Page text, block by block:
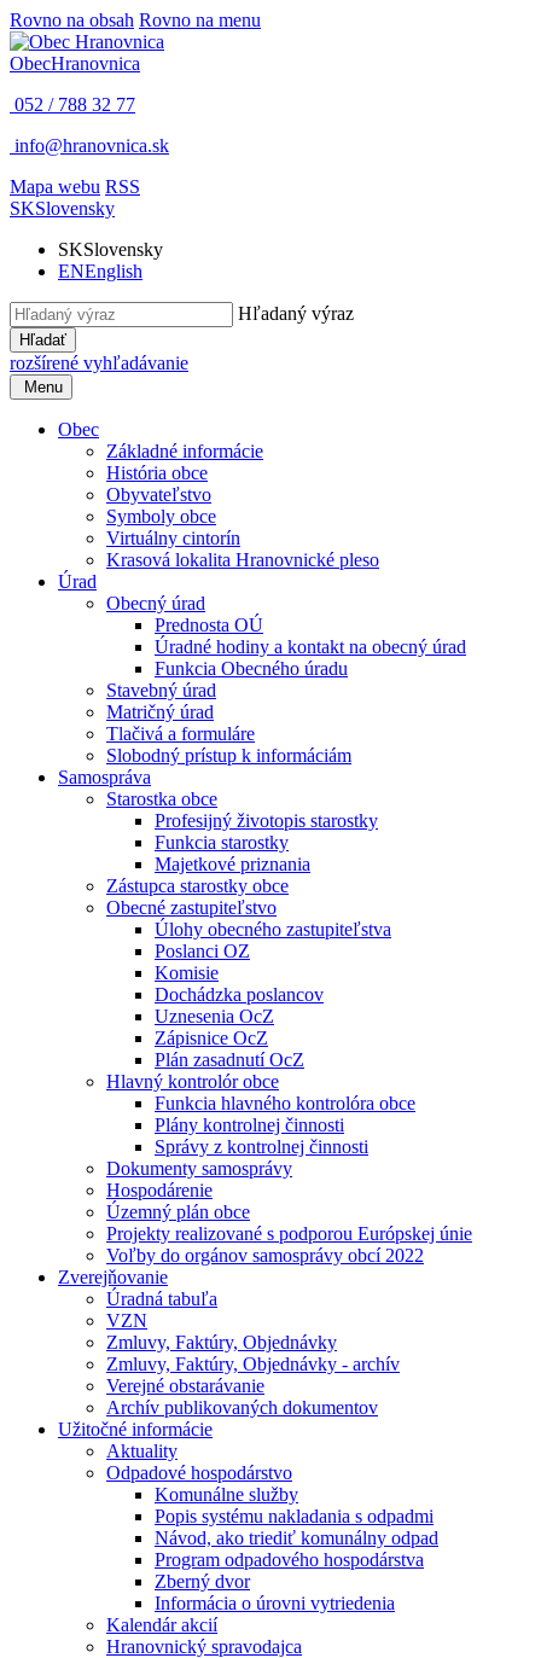
Rovno na obsah Rovno na menu
ObecHranovnica
052 / 788 32 77
info@hranovnica.sk
Mapa webu RSS
SKSlovensky
SKSlovensky
ENEnglish
Hľadaný výraz
Hľadať
rozšírené vyhľadávanie
Menu
Obec
Základné informácie
História obce
Obyvateľstvo
Symboly obce
Virtuálny cintorín
Krasová lokalita Hranovnické pleso
Úrad
Obecný úrad
Prednosta OÚ
Úradné hodiny a kontakt na obecný úrad
Funkcia Obecného úradu
Stavebný úrad
Matričný úrad
Tlačivá a formuláre
Slobodný prístup k informáciám
Samospráva
Starostka obce
Profesijný životopis starostky
Funkcia starostky
Majetkové priznania
Zástupca starostky obce
Obecné zastupiteľstvo
Úlohy obecného zastupiteľstva
Poslanci OZ
Komisie
Dochádzka poslancov
Uznesenia OcZ
Zápisnice OcZ
Plán zasadnutí OcZ
Hlavný kontrolór obce
Funkcia hlavného kontrolóra obce
Plány kontrolnej činnosti
Správy z kontrolnej činnosti
Dokumenty samosprávy
Hospodárenie
Územný plán obce
Projekty realizované s podporou Európskej únie
Voľby do orgánov samosprávy obcí 2022
Zverejňovanie
Úradná tabuľa
VZN
Zmluvy, Faktúry, Objednávky
Zmluvy, Faktúry, Objednávky - archív
Verejné obstarávanie
Archív publikovaných dokumentov
Užitočné informácie
Aktuality
Odpadové hospodárstvo
Komunálne služby
Popis systému nakladania s odpadmi
Návod, ako triediť komunálny odpad
Program odpadového hospodárstva
Zberný dvor
Informácia o úrovni vytriedenia
Kalendár akcií
Hranovnický spravodajca